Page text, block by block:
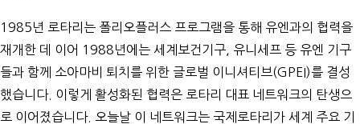
1985년 로타리는 폴리오플러스 프로그램을 통해 유엔과의 협력을
재개한 데 이어 1988년에는 세계보건기구, 유니세프 등 유엔 기구
들과 함께 소아마비 퇴치를 위한 글로벌 이니셔티브(GPEI)를 결성
했습니다. 이렇게 활성화된 협력은 로타리 대표 네트워크의 탄생으
로 이어졌습니다. 오늘날 이 네트워크는 국제로타리가 세계 주요 기